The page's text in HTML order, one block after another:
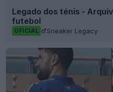
Legado dos ténis -
futebol
OFICIAL Sneaker Legacy